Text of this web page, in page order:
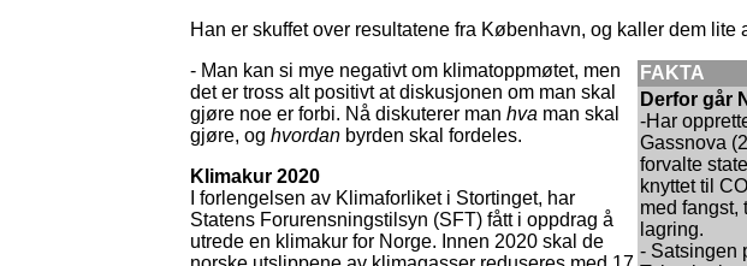
Han er skuffet over resultatene fra København, og kaller dem lite
FAKTA
Derfor går
-Har
Gassnova
forvalte
knyttet til
med fangst,
lagring.
- Satsingen
- Man kan si mye negativt om klimatoppmøtet, men
det er tross alt positivt at diskusjonen om man skal
gjøre noe er forbi. Nå diskuterer man hva man skal
gjøre, og hvordan byrden skal fordeles.
Klimakur 2020
I forlengelsen av Klimaforliket i Stortinget, har
Statens Forurensningstilsyn (SFT) fått i oppdrag å
utrede en klimakur for Norge. Innen 2020 skal de